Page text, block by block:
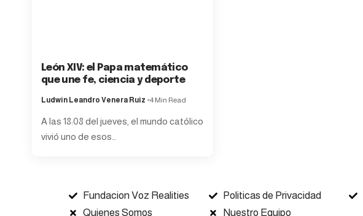
León XIV: el Papa matemático
que une fe, ciencia y deporte
Ludwin Leandro Venera Ruiz 4 Min Read
A las 18:08 del jueves, el mundo católico
vivió uno de esos
Fundacion Voz Realities
Quienes Somos
Politicas de Privacidad
Nuestro Equipo